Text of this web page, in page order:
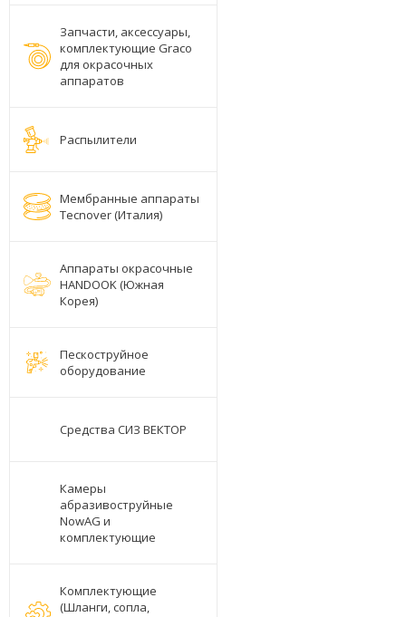
Запчасти, аксессуары,
комплектующие Graco
для окрасочных
аппаратов
Распылители
Мембранные аппараты
Tecnover (Италия)
Аппараты окрасочные
HANDOOK (Южная
Корея)
Пескоструйное
оборудование
Средства СИЗ ВЕКТОР
Камеры
абразивоструйные
NowAG и
комплектующие
Комплектующие
(Шланги, сопла,